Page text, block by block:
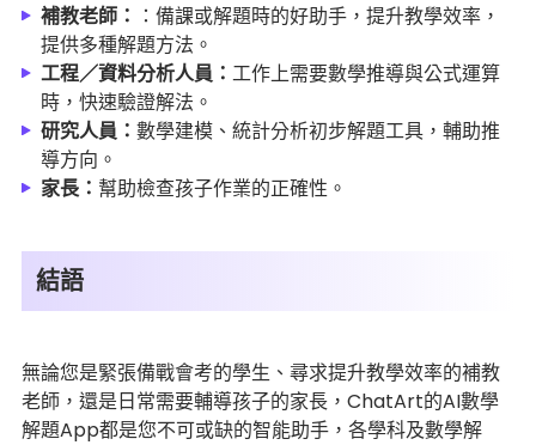
補教老師： ：備課或解題時的好助手，提升教學效率，
提供多種解題方法。
工程／資料分析人員： 工作上需要數學推導與公式運算
時，快速驗證解法。
研究人員： 數學建模、統計分析初步解題工具，輔助推
導方向。
家長： 幫助檢查孩子作業的正確性。
結語
無論您是緊張備戰會考的學生、尋求提升教學效率的補教
老師，還是日常需要輔導孩子的家長，ChatArt的AI數學
解題App都是您不可或缺的智能助手，各學科及數學解